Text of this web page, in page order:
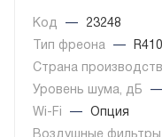
Код —
23248
Тип фреона
—
Страна
Уровень шума, дБ
—
Wi-Fi
—
Опция